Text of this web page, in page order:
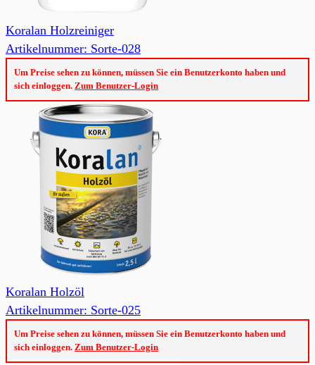
Koralan Holzreiniger
Artikelnummer: Sorte-028
Um Preise sehen zu können, müssen Sie ein Benutzerkonto haben und
sich einloggen. Zum Benutzer-Login
Koralan Holzöl
Artikelnummer: Sorte-025
Um Preise sehen zu können, müssen Sie ein Benutzerkonto haben und
sich einloggen. Zum Benutzer-Login